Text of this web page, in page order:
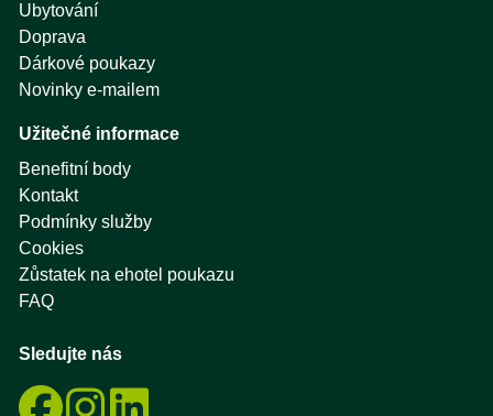
Ubytování
Doprava
Dárkové poukazy
Novinky e-mailem
Užitečné informace
Benefitní body
Kontakt
Podmínky služby
Cookies
Zůstatek na ehotel poukazu
FAQ
Sledujte nás